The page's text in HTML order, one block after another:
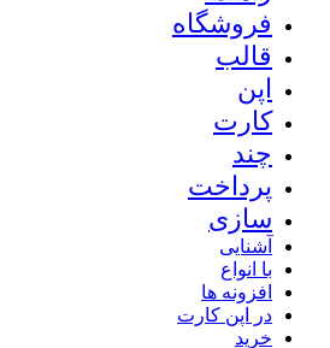
فروشگاه
قالب
اپن
کارت
چند
پرداخت
سازی
آشنایی
با انواع
افزونه ها
در اپن کارت
خرید